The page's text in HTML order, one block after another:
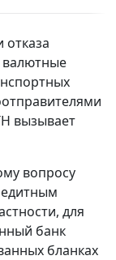
валютные
вызывает
вопросу
для
банк
бланках